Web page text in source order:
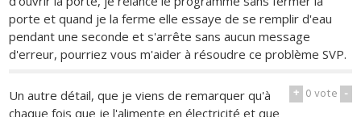
porte et quand je la ferme elle essaye de se remplir d'eau
pendant une seconde et s'arrête sans aucun message
d'erreur, pourriez vous m'aider à résoudre ce problème SVP.
+ 0vote -
Un autre détail, que je viens de remarquer qu'à
chaque fois que je l'alimente en électricité et que